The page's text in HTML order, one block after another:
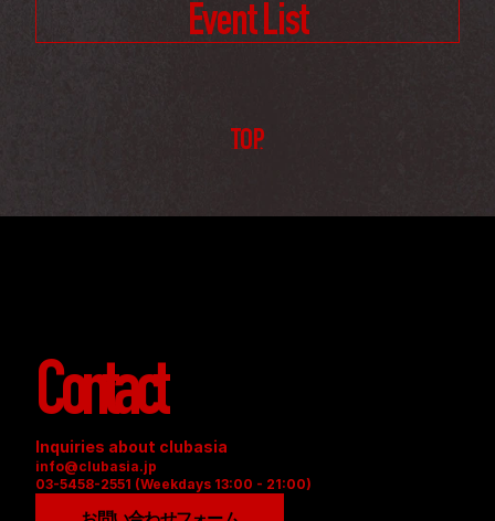
Event List
TOP
Contact
Inquiries about clubasia
info@clubasia.jp
03-5458-2551 (Weekdays 13:00 - 21:00)